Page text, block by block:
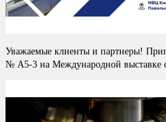
Уважаемые клиенты и партнеры!
№ A5-3 на Международной выставке